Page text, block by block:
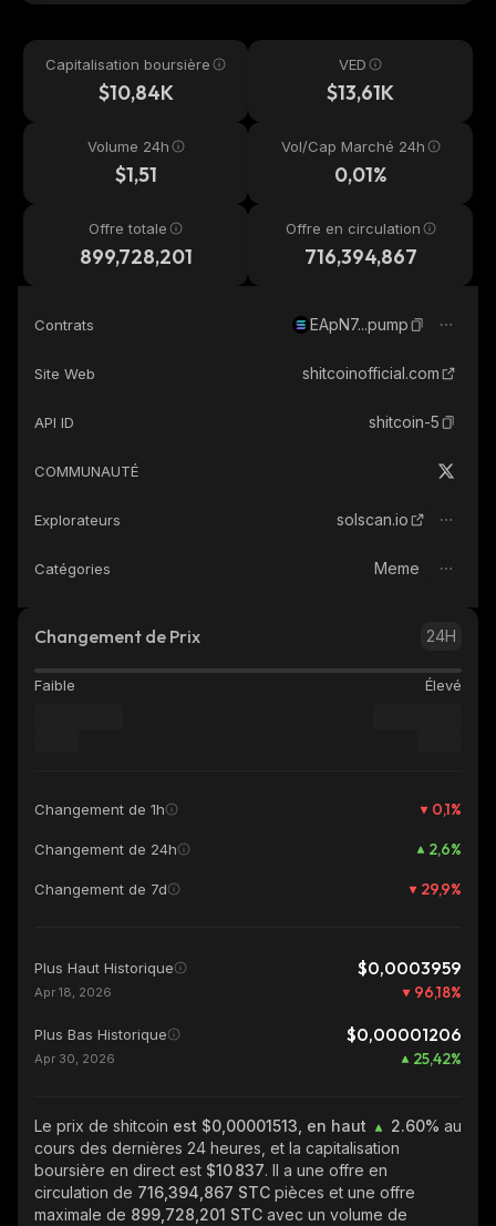
Capitalisation boursière
$10,84K
VED
$13,61K
Volume 24h
$1,51
Vol/Cap Marché 24h
0,01%
Offre totale
899,728,201
Offre en circulation
716,394,867
Contrats EApN7...pump
Site Web shitcoinofficial.com
API ID shitcoin-5
COMMUNAUTÉ
Explorateurs solscan.io
Catégories Meme
Changement de Prix 24H
Faible Élevé
Changement de 1h 0,1%
Changement de 24h 2,6%
Changement de 7d 29,9%
Plus Haut Historique $0,0003959
Apr 18, 2026 96,18%
Plus Bas Historique $0,00001206
Apr 30, 2026 25,42%
Le prix de shitcoin est $0,00001513, en haut 2.60% au
cours des dernières 24 heures, et la capitalisation
boursière en direct est $10 837. Il a une offre en
circulation de 716,394,867 STC pièces et une offre
maximale de 899,728,201 STC avec un volume de